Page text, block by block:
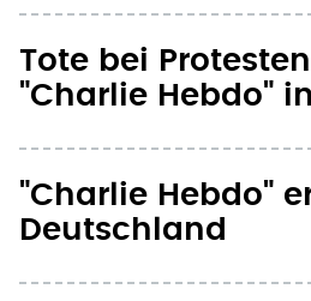
Tote bei
"Charlie Hebdo"
"Charlie Hebdo"
Deutschland